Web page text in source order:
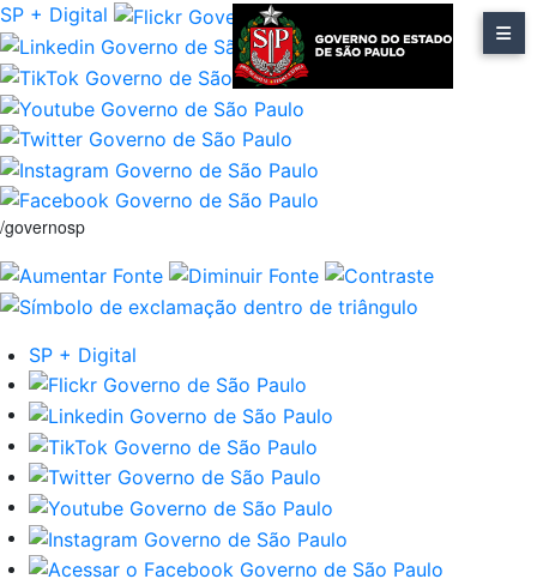
SP + Digital
/governosp
SP + Digital